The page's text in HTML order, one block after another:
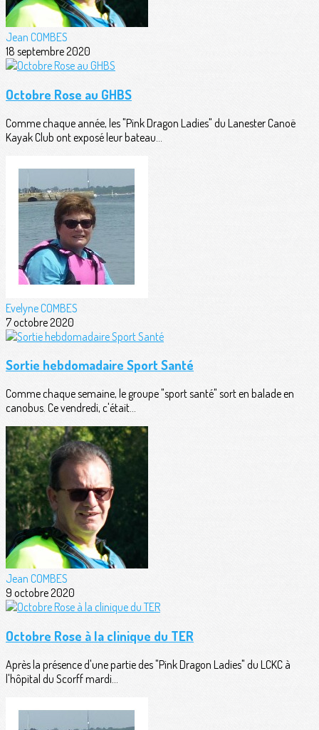
Jean COMBES
18 septembre 2020
Octobre Rose au GHBS
Comme chaque année, les "Pink Dragon Ladies" du Lanester Canoë
Kayak Club ont exposé leur bateau...
Evelyne COMBES
7 octobre 2020
Sortie hebdomadaire Sport Santé
Comme chaque semaine, le groupe "sport santé" sort en balade en
canobus. Ce vendredi, c'était...
Jean COMBES
9 octobre 2020
Octobre Rose à la clinique du TER
Après la présence d'une partie des "Pink Dragon Ladies" du LCKC à
l'hôpital du Scorff mardi...